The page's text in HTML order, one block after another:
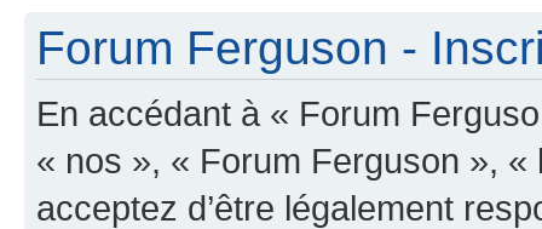
Forum Ferguson -
En accédant à « Forum
« nos », « Forum Ferguson »,
acceptez d’être légalement